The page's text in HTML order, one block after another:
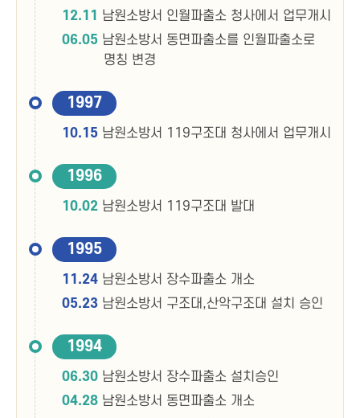
12.11
남원소방서 인월파출소 청사에서 업무개시
06.05 남원소방서 동면파출소를 인월파출소로
명칭 변경
1997
10.15 남원소방서 119구조대 청사에서 업무개시
1996
10.02 남원소방서 119구조대 발대
1995
11.24 남원소방서 장수파출소 개소
05.23 남원소방서 구조대,산악구조대 설치 승인
1994
06.30 남원소방서 장수파출소 설치승인
04.28 남원소방서 동면파출소 개소